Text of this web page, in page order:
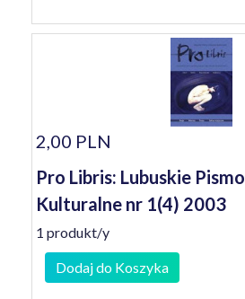
2,00 PLN
Pro Libris: Lubuskie
Kulturalne nr 1(4) 2003
1 produkt/y
Dodaj do Koszyka